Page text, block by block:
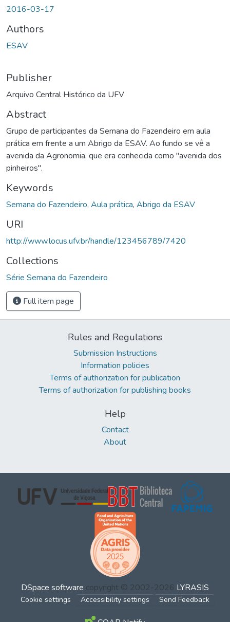
2016-03-17
Authors
ESAV
Publisher
Arquivo Central Histórico da UFV
Abstract
Grupo de participantes da Semana do Fazendeiro em aula
prática em frente a um Abrigo da ESAV. Ao fundo se vê a
avenida da Agronomia, que era conhecida como "avenida dos
pinheiros".
Keywords
Semana do Fazendeiro, Aula prática, Abrigo da ESAV
URI
http://www.locus.ufv.br/handle/123456789/7420
Collections
Série Semana do Fazendeiro
Full item page
Rules and Regulations
Submission Instructions
Information policies
Terms of authorization for publication
Terms of authorization for publishing books
Help
Contact
About
DSpace software copyright © 2002-2026 LYRASIS
Cookie settings Accessibility settings Send Feedback